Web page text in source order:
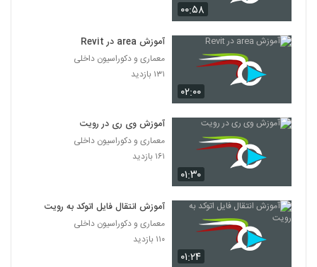
۰۰:۵۸
۰۲:۰۰
آموزش area در Revit
معماری و دکوراسیون داخلی
۱۳۱ بازدید
۰۱:۳۰
آموزش وی ری در رویت
معماری و دکوراسیون داخلی
۱۶۱ بازدید
۰۱:۲۴
آموزش انتقال فایل اتوکد به رویت‎
معماری و دکوراسیون داخلی
۱۱۰ بازدید